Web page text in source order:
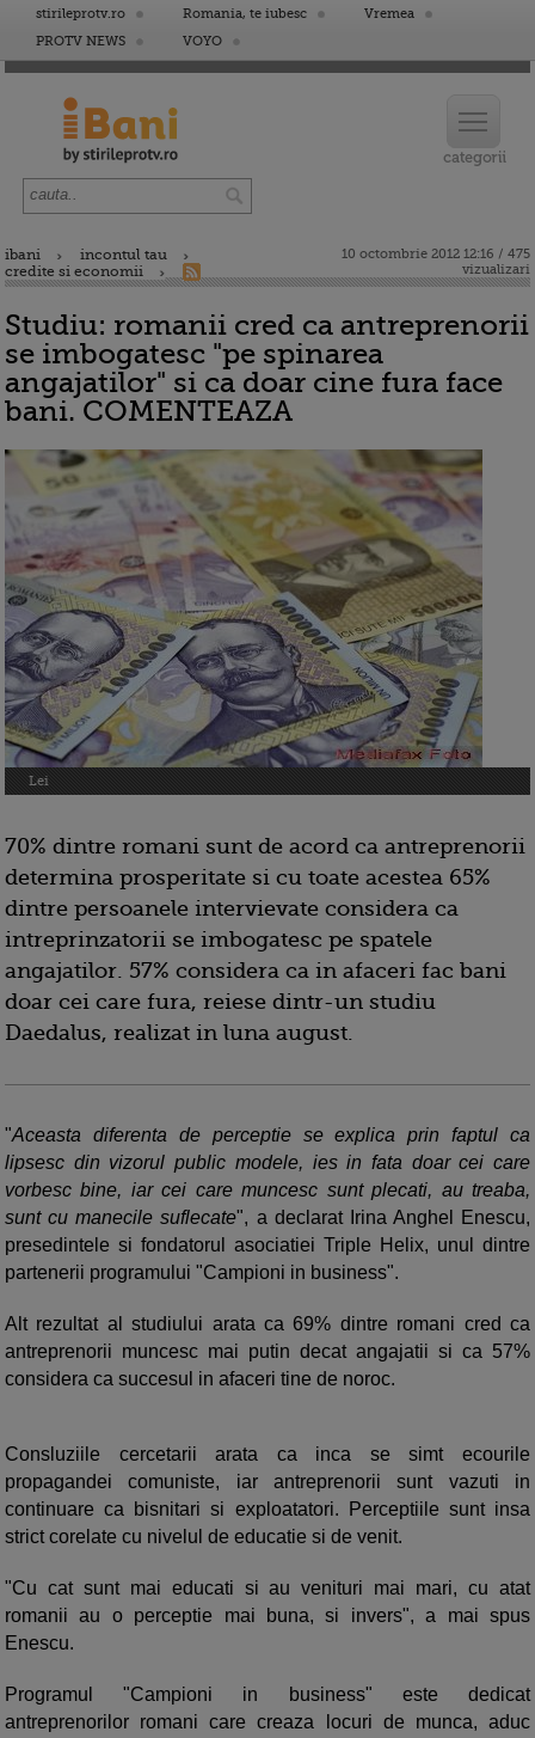
stirileprotv.ro Romania, te iubesc
Vremea
PROTV NEWS
VOYO
ibani
incontul tau
credite si economii
10 octombrie 2012 12:16 / 475
vizualizari
Studiu: romanii cred ca antreprenorii
se imbogatesc "pe spinarea
angajatilor" si ca doar cine fura face
bani. COMENTEAZA
Lei
70% dintre romani sunt de acord ca antreprenorii
determina prosperitate si cu toate acestea 65%
dintre persoanele intervievate considera ca
intreprinzatorii se imbogatesc pe spatele
angajatilor. 57% considera ca in afaceri fac bani
doar cei care fura, reiese dintr-un studiu
Daedalus, realizat in luna august.
"Aceasta diferenta de perceptie se explica prin faptul ca
lipsesc din vizorul public modele, ies in fata doar cei care
vorbesc bine, iar cei care muncesc sunt plecati, au treaba,
sunt cu manecile suflecate", a declarat Irina Anghel Enescu,
presedintele si fondatorul asociatiei Triple Helix, unul dintre
partenerii programului "Campioni in business".
Alt rezultat al studiului arata ca 69% dintre romani cred ca
antreprenorii muncesc mai putin decat angajatii si ca 57%
considera ca succesul in afaceri tine de noroc.
Consluziile cercetarii arata ca inca se simt ecourile
propagandei comuniste, iar antreprenorii sunt vazuti in
continuare ca bisnitari si exploatatori. Perceptiile sunt insa
strict corelate cu nivelul de educatie si de venit.
"Cu cat sunt mai educati si au venituri mai mari, cu atat
romanii au o perceptie mai buna, si invers", a mai spus
Enescu.
Programul "Campioni in business" este dedicat
antreprenorilor romani care creaza locuri de munca, aduc